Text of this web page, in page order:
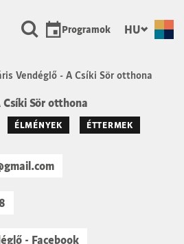
Programok HU
Vendéglő - A Csíki Sör otthona
Vendéglő - A Csíki Sör otthona
ÉLMÉNYEK ÉTTERMEK
- Facebook